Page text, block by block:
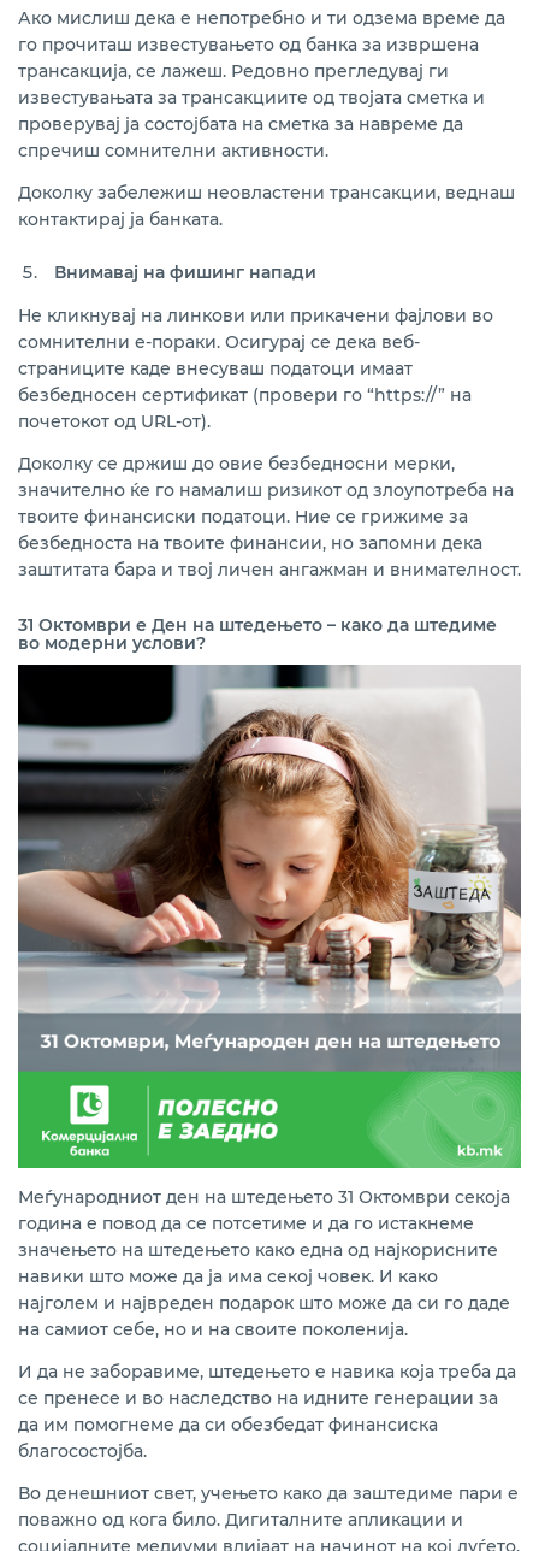
Ако мислиш дека е непотребно и ти одзема време да
го прочиташ известувањето од банка за извршена
трансакција, се лажеш. Редовно прегледувај ги
известувањата за трансакциите од твојата сметка и
проверувај ја состојбата на сметка за навреме да
спречиш сомнителни активности.
Доколку забележиш неовластени трансакции, веднаш
контактирај ја банката.
Внимавај на фишинг напади
Не кликнувај на линкови или прикачени фајлови во
сомнителни е-пораки. Осигурај се дека веб-
страниците каде внесуваш податоци имаат
безбедносен сертификат (провери го “https://” на
почетокот од URL-от).
Доколку се држиш до овие безбедносни мерки,
значително ќе го намалиш ризикот од злоупотреба на
твоите финансиски податоци. Ние се грижиме за
безбедноста на твоите финансии, но запомни дека
заштитата бара и твој личен ангажман и внимателност.
31 Октомври е Ден на штедењето – како да штедиме
во модерни услови?
Меѓународниот ден на штедењето 31 Октомври секоја
година е повод да се потсетиме и да гo истакнеме
значењето на штедењето како една од најкорисните
навики што може да ја има секој човек. И како
најголем и највреден подарок што може да си го даде
на самиот себе, но и на своите поколенија.
И да не заборавиме, штедењето е навика која треба да
се пренесе и во наследство на идните генерации за
да им помогнеме да си обезбедат финансиска
благосостојба.
Во денешниот свет, учењето како да заштедиме пари е
поважно од кога било. Дигиталните апликации и
социјалните медиуми влијаат на начинот на кој луѓето,